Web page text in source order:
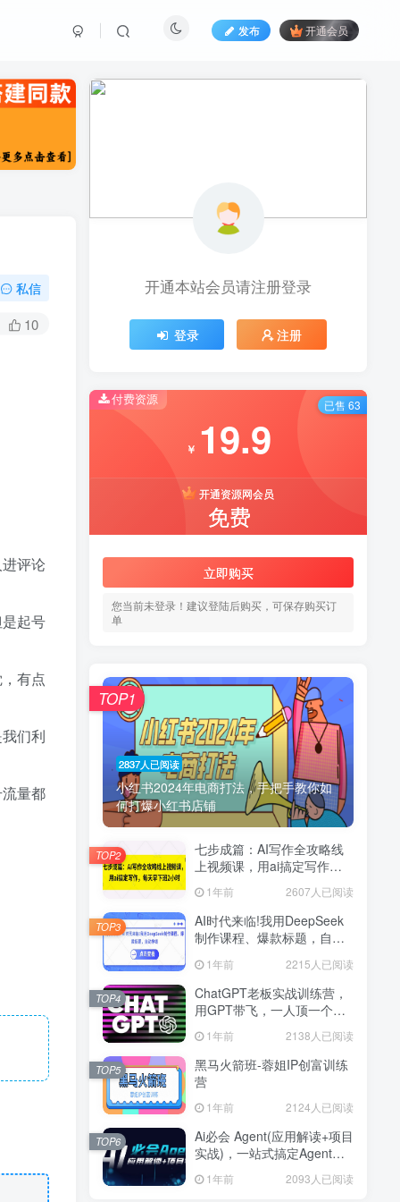
发布 开通会员
私信
10
评论
起号
有点
们利
量都
开通本站会员请注册登录
登录 注册
付费资源
￥ 19.9
开通资源网会员
免费
立即购买
您当前未登录！建议登陆后购买，可保存购买订
单
已售 63
2837人已阅读
小红书2024年电商打法，手把手教你如
何打爆小红书店铺
TOP1
七步成篇：AI写作全攻略线
上视频课，用ai搞定写作，
每天早下班2小时
1年前 2607人已阅读
TOP2
AI时代来临!我用DeepSeek
制作课程、爆款标题，自动
1年前 2215人已阅读
TOP3
ChatGPT老板实战训练营，
用GPT带飞，一人顶一个团
1年前 2138人已阅读
TOP4
黑马火箭班-蓉姐IP创富训练
营
1年前 2124人已阅读
TOP5
Ai必会 Agent(应用解读+项目
实战)，一站式搞定Agent应
1年前 2093人已阅读
TOP6